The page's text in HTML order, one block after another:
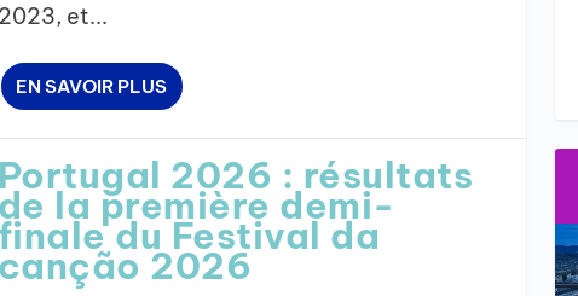
2023, et...
EN SAVOIR PLUS
Portugal 2026 : résultats
de la première demi-
finale du Festival da
canção 2026